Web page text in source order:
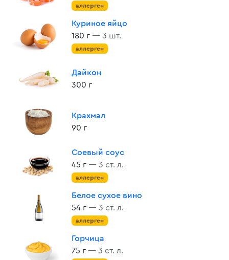
аллерген
Куриное яйцо
180 г — 3 шт.
аллерген
Дайкон
300 г
Крахмал
90 г
Соевый соус
45 г — 3 ст. л.
аллерген
Белое сухое вино
54 г — 3 ст. л.
аллерген
Горчица
75 г — 3 ст. л.